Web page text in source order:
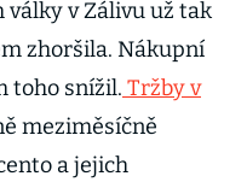
v Zálivu už tak
zhoršila. Nákupní
toho snížil. Tržby v
meziměsíčně
a jejich